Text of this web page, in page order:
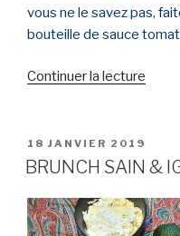
vous ne le savez pas,
bouteille de sauce
Continuer la lecture
PUBLIÉ
LE
18 JANVIER 2019
BRUNCH SAIN &